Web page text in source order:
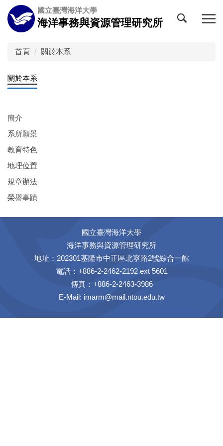
跳
到
主
區
國立臺灣海洋大學
海洋事務與資源管理研究所
首頁 關於本系
關於本系
簡介
系所願景
教育特色
地理位置
規章辦法
榮譽事蹟
國立臺灣海洋大學
海洋事務與資源管理研究所
地址：202301基隆市中正區北寧路2號綜合一館
電話：+886-2-2462-2192 ext 5601
傳真：+886-2-2463-3986
E-Mail: imarm@mail.ntou.edu.tw